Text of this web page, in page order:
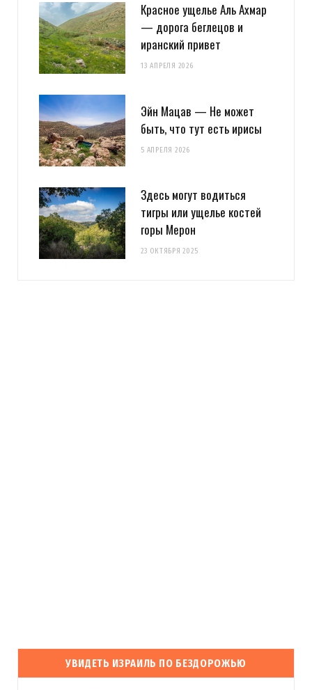
Красное ущелье Аль Ахмар
— дорога беглецов и
иранский привет
13 АПРЕЛЯ 2026
Эйн Мацав — Не может
быть, что тут есть ирисы
5 АПРЕЛЯ 2026
Здесь могут водиться
тигры или ущелье костей
горы Мерон
23 ОКТЯБРЯ 2025
УВИДЕТЬ ИЗРАИЛЬ ПО БЕЗДОРОЖЬЮ